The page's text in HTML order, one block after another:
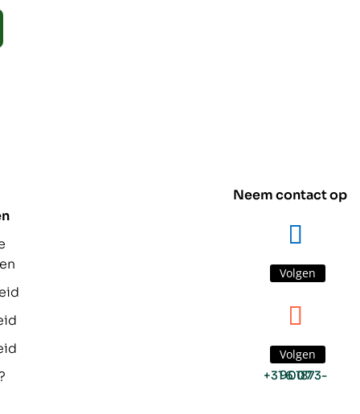
Neem contact op
Volgen
Volgen
+31 6 1873-9007